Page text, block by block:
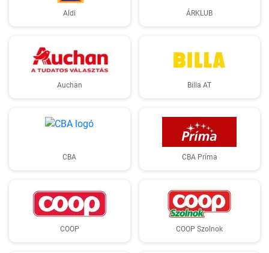
Aldi ÁRKLUB
Auchan Billa AT
CBA CBA Príma
COOP COOP Szolnok